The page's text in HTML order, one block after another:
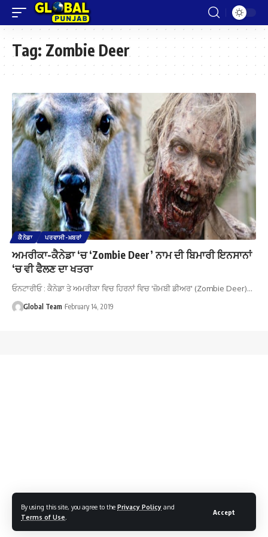
By using this site, you agree to the Privacy Policy and
Terms of Use
Accept
Tag: Zombie Deer
ਕੈਨੇਡਾ ਪਰਵਾਸੀ-ਖ਼ਬਰਾਂ
ਅਮਰੀਕਾ-ਕੈਨੇਡਾ ‘ਚ ‘Zombie Deer’ ਨਾਮ ਦੀ ਬਿਮਾਰੀ ਇਨਸਾਨਾਂ
‘ਚ ਵੀ ਫੈਲਣ ਦਾ ਖਤਰਾ
ਓਨਟਾਰੀਓ : ਕੈਨੇਡਾ ਤੇ ਅਮਰੀਕਾ ਵਿਚ ਹਿਰਨਾਂ ਵਿਚ 'ਜ਼ੋਮਬੀ ਡੀਅਰ' (Zombie Deer)…
Global Team February 14, 2019